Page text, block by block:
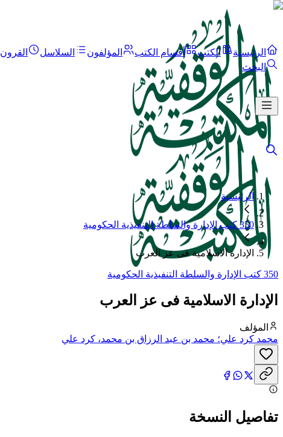
الرئيسية الكتب أقسام الكتب المؤلفون السلاسل القرون
البحث
الرئيسية
350 كتب الإدارة والسلطة التنفيذية الحكومية
الإدارة الاسلامية فى عز العرب
350 كتب الإدارة والسلطة التنفيذية الحكومية
الإدارة الاسلامية فى عز العرب
المؤلف
محمد كرد علي؛ محمد بن عبد الرزاق بن محمد، كرد علي
تفاصيل النسخة